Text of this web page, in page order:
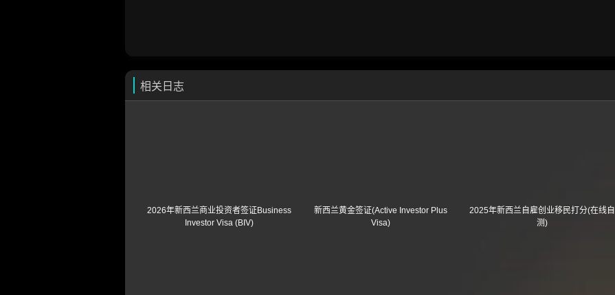
相关日志
2026年新西兰商业投资者签证Business
Investor Visa (BIV)
新西兰黄金签证(Active Investor Plus
Visa)
2025年新西兰自雇创业移民打分(在线自
测)